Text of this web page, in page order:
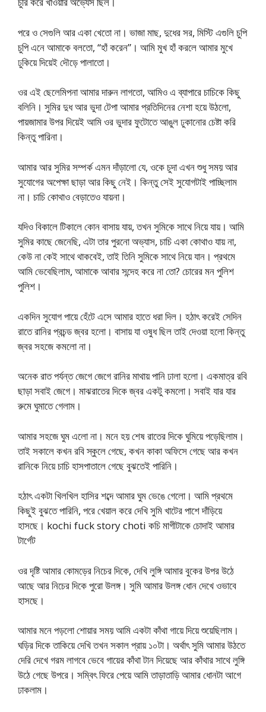
পরে ও সেগুলি আর একা খেতো না। ভাজা মাছ, দুধের সর, মিস্টি এগুলি চুপি
চুপি এনে আমাকে বলতো, “হাঁ করেন”। আমি মুখ হাঁ করলে আমার মুখে
ঢুকিয়ে দিয়েই দৌড়ে পালাতো।
ওর এই ছেলেমিপনা আমার দারুন লাগতো, আমিও এ ব্যাপারে চাচিকে কিছু
বলিনি। সুমির দুধ আর ভুদা টেপা আমার প্রতিদিনের নেশা হয়ে উঠলো,
পায়জামার উপর দিয়েই আমি ওর ভুদার ফুটোতে আঙুল ঢুকানোর চেষ্টা করি
কিন্তু পারিনা।
আমার আর সুমির সম্পর্ক এমন দাঁড়ালো যে, ওকে চুদা এখন শুধু সময় আর
সুযোগের অপেক্ষা ছাড়া আর কিছু নেই। কিন্তু সেই সুযোগটাই পাচ্ছিলাম
না। চাচি কোথাও বেড়াতেও যায়না।
যদিও বিকালে টিকালে কোন বাসায় যায়, তখন সুমিকে সাথে নিয়ে যায়। আমি
সুমির কাছে জেনেছি, এটা তার পুরনো অভ্যাস, চাচি একা কোথাও যায় না,
কেউ না কেই সাথে থাকবেই, তাই তিনি সুমিকে সাথে নিয়ে যান। প্রথমে
আমি ভেবেছিলাম, আমাকে আবার সন্দেহ করে না তো? চোরের মন পুলিশ
পুলিশ।
একদিন সুযোগ পায়ে হেঁটে এসে আমার হাতে ধরা দিল। হঠাৎ করেই সেদিন
রাতে রানির প্রচন্ড জ্বর হলো। বাসায় যা ওষুধ ছিল তাই দেওয়া হলো কিন্তু
জ্বর সহজে কমলো না।
অনেক রাত পর্যন্ত জেগে জেগে রানির মাথায় পানি ঢালা হলো। একমাত্র রবি
ছাড়া সবাই জেগে। মাঝরাতের দিকে জ্বর একটু কমলো। সবাই যার যার
রুমে ঘুমাতে গেলাম।
আমার সহজে ঘুম এলো না। মনে হয় শেষ রাতের দিকে ঘুমিয়ে পড়েছিলাম।
তাই সকালে কখন রবি স্কুলে গেছে, কখন কাকা অফিসে গেছে আর কখন
রানিকে নিয়ে চাচি হাসপাতালে গেছে বুঝতেই পারিনি।
হঠাৎ একটা খিলখিল হাসির শব্দে আমার ঘুম ভেঙে গেলো। আমি প্রথমে
কিছুই বুঝতে পারিনি, পরে খেয়াল করে দেখি সুমি খাটের পাশে দাঁড়িয়ে
হাসছে। kochi fuck story choti কচি মাগীটাকে চোদাই আমার
টার্গেট
ওর দৃষ্টি আমার কোমড়ের নিচের দিকে, দেখি লুঙ্গি আমার বুকের উপর উঠে
আছে আর নিচের দিকে পুরো উলঙ্গ। সুমি আমার উলঙ্গ ধোন দেখে ওভাবে
হাসছে।
আমার মনে পড়লো শোয়ার সময় আমি একটা কাঁথা গায়ে দিয়ে শুয়েছিলাম।
ঘড়ির দিকে তাকিয়ে দেখি তখন সকাল প্রায় ১০টা। অর্থাৎ সুমি আমার উঠতে
দেরি দেখে গরম লাগবে ভেবে গায়ের কাঁথা টান দিয়েছে আর কাঁথার সাথে লুঙ্গি
উঠে গেছে উপরে। সম্বিৎ ফিরে পেয়ে আমি তাড়াতাড়ি আমার ধোনটা আগে
ঢাকলাম।